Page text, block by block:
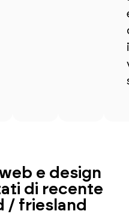
e design
di recente
/ friesland